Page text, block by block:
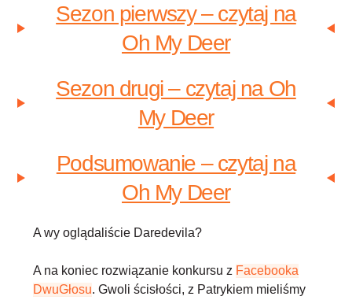
Sezon pierwszy – czytaj na
Oh My Deer
Sezon drugi – czytaj na Oh
My Deer
Podsumowanie – czytaj na
Oh My Deer
A wy oglądaliście Daredevila?
A na koniec rozwiązanie konkursu z Facebooka
DwuGłosu. Gwoli ścisłości, z Patrykiem mieliśmy